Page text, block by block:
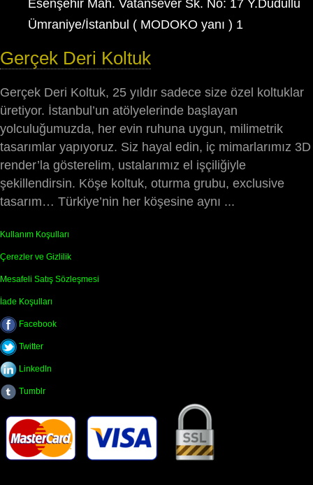
Esenşehir Mah. Vatansever Sk. No: 17 Y.Dudullu
Ümraniye/İstanbul ( MODOKO yanı ) 1
Gerçek Deri Koltuk
Gerçek Deri Koltuk, 25 yıldır sadece size özel koltuklar
üretiyor. İstanbul’un atölyelerinde başlayan
yolculuğumuzda, her evin ruhuna uygun, milimetrik
tasarımlar yapıyoruz. Siz hayal edin, iç mimarlarımız 3D
render’la gösterelim, ustalarımız el işçiliğiyle
şekillendirsin. Köşe koltuk, oturma grubu, exclusive
tasarım… Türkiye’nin her köşesine aynı ...
Kullanım Koşulları
Çerezler ve Gizlilik
Mesafeli Satış Sözleşmesi
İade Koşulları
Facebook
Twitter
LinkedIn
Tumblr